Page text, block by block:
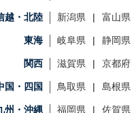
越・北陸 新潟県 富山県
東海 岐阜県 静岡県
関西 滋賀県 京都府
国・四国 鳥取県 島根県
州・沖縄 福岡県 佐賀県